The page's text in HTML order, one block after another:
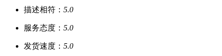
描述相符： 5.0
服务态度： 5.0
发货速度： 5.0